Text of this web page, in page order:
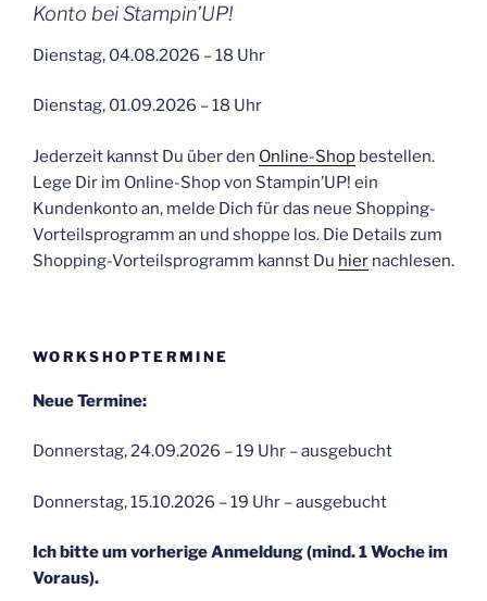
Konto bei Stampin’UP!
Dienstag, 04.08.2026 – 18 Uhr
Dienstag, 01.09.2026 – 18 Uhr
Jederzeit kannst Du über den Online-Shop bestellen.
Lege Dir im Online-Shop von Stampin’UP! ein
Kundenkonto an, melde Dich für das neue Shopping-
Vorteilsprogramm an und shoppe los. Die Details zum
Shopping-Vorteilsprogramm kannst Du hier nachlesen.
WORKSHOPTERMINE
Neue Termine:
Donnerstag, 24.09.2026 – 19 Uhr – ausgebucht
Donnerstag, 15.10.2026 – 19 Uhr – ausgebucht
Ich bitte um vorherige Anmeldung (mind. 1 Woche im
Voraus).